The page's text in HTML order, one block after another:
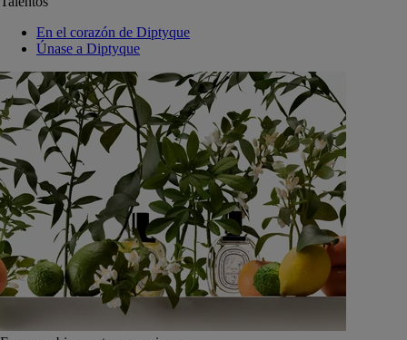
En el corazón de Diptyque
Únase a Diptyque